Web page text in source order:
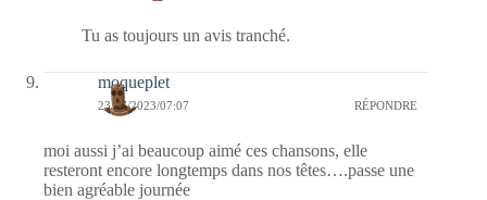
Tu as toujours un avis tranché.
moqueplet
23/07/2023/07:07 RÉPONDRE
moi aussi j’ai beaucoup aimé ces chansons, elle
resteront encore longtemps dans nos têtes….passe une
bien agréable journée